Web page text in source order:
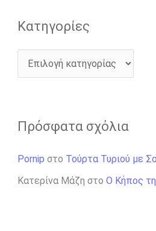
Kατηγορίες
Πρόσφατα σχόλια
Pornip στο Τούρτα Τυριού με
Κατερίνα Μάζη στο Ο Κήπος